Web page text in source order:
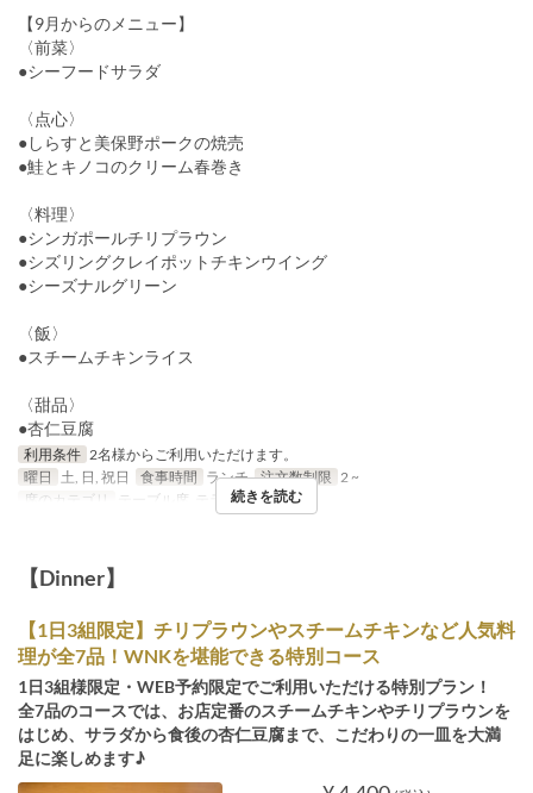
【9月からのメニュー】
〈前菜〉
●シーフードサラダ
〈点心〉
●しらすと美保野ポークの焼売
●鮭とキノコのクリーム春巻き
〈料理〉
●シンガポールチリプラウン
●シズリングクレイポットチキンウイング
●シーズナルグリーン
〈飯〉
●スチームチキンライス
〈甜品〉
●杏仁豆腐
利用条件 2名様からご利用いただけます。
曜日
土, 日, 祝日 食事時間 ランチ 注文数制限 2 ~
席のカテゴリ
テーブル席, テラス席続きを読む
【Dinner】
【1日3組限定】チリプラウンやスチームチキンなど人気料
理が全7品！WNKを堪能できる特別コース
1日3組様限定・WEB予約限定でご利用いただける特別プラン！
全7品のコースでは、お店定番のスチームチキンやチリプラウンを
はじめ、サラダから食後の杏仁豆腐まで、こだわりの一皿を大満
足に楽しめます♪